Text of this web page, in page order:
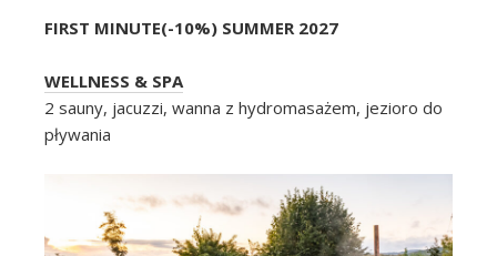
FIRST MINUTE(-10%) SUMMER 2027
WELLNESS & SPA
2 sauny, jacuzzi, wanna z hydromasażem, jezioro do
pływania